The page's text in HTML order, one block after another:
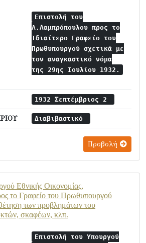
Επιστολή του
Α.Λαμπρόπουλου προς το
Ιδιαίτερο Γραφείο του
Πρωθυπουργού σχετικά με
τον αναγκαστικό νόμα
της 29ης Ιουλίου 1932.
1932 Σεπτέμβριος 2
Διαβιβαστικό
Προβολή
Εθνικής Οικονομίας,
το Γραφείο του Πρωθυπουργού
των προβλημάτων του
σκαφέων, κλπ.
Επιστολή του Υπουργού